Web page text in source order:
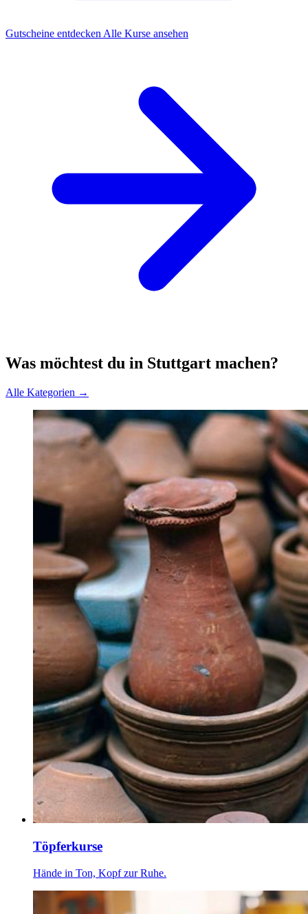
Gutscheine entdecken Alle Kurse ansehen
Was möchtest du in Stuttgart machen?
Alle Kategorien →
Töpferkurse
Hände in Ton, Kopf zur Ruhe.